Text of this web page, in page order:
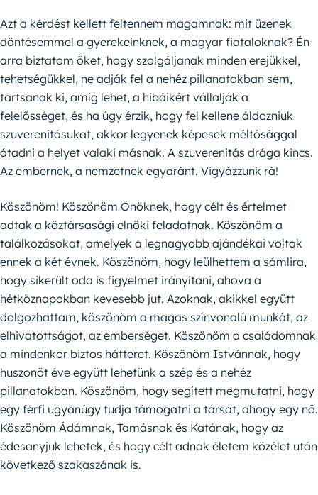
Azt a kérdést kellett feltennem magamnak: mit üzenek
döntésemmel a gyerekeinknek, a magyar fiataloknak? Én
arra biztatom őket, hogy szolgáljanak minden erejükkel,
tehetségükkel, ne adják fel a nehéz pillanatokban sem,
tartsanak ki, amíg lehet, a hibáikért vállalják a
felelősséget, és ha úgy érzik, hogy fel kellene áldozniuk
szuverenitásukat, akkor legyenek képesek méltósággal
átadni a helyet valaki másnak. A szuverenitás drága kincs.
Az embernek, a nemzetnek egyaránt. Vigyázzunk rá!
Köszönöm! Köszönöm Önöknek, hogy célt és értelmet
adtak a köztársasági elnöki feladatnak. Köszönöm a
találkozásokat, amelyek a legnagyobb ajándékai voltak
ennek a két évnek. Köszönöm, hogy leülhettem a sámlira,
hogy sikerült oda is figyelmet irányítani, ahova a
hétköznapokban kevesebb jut. Azoknak, akikkel együtt
dolgozhattam, köszönöm a magas színvonalú munkát, az
elhivatottságot, az emberséget. Köszönöm a családomnak
a mindenkor biztos hátteret. Köszönöm Istvánnak, hogy
huszonöt éve együtt lehetünk a szép és a nehéz
pillanatokban. Köszönöm, hogy segített megmutatni, hogy
egy férfi ugyanúgy tudja támogatni a társát, ahogy egy nő.
Köszönöm Ádámnak, Tamásnak és Katának, hogy az
édesanyjuk lehetek, és hogy célt adnak életem közélet után
következő szakaszának is.